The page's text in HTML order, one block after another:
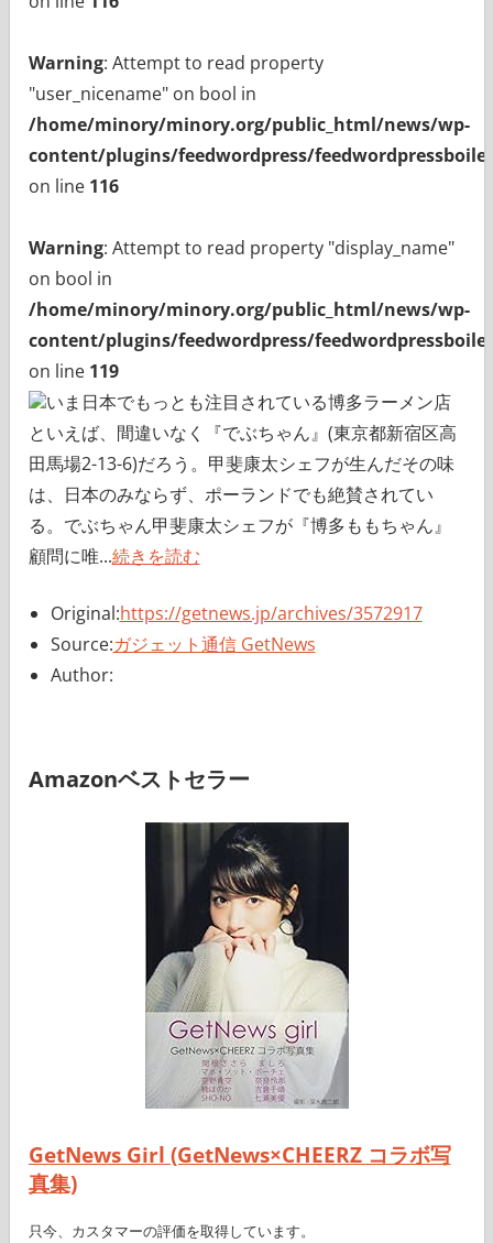
Warning: Attempt to read property
"user_nicename" on bool in
/home/minory/minory.org/public_html/news/wp-
content/plugins/feedwordpress/
on line 116
Warning: Attempt to read property "display_name"
on bool in
/home/minory/minory.org/public_html/news/wp-
content/plugins/feedwordpress/
on line 119
いま日本でもっとも注目されている博多ラーメン店
といえば、間違いなく『でぶちゃん』(東京都新宿区高
田馬場2-13-6)だろう。甲斐康太シェフが生んだその味
は、日本のみならず、ポーランドでも絶賛されてい
る。でぶちゃん甲斐康太シェフが『博多ももちゃん』
顧問に唯...続きを読む
Original:https://getnews.jp/archives/3572917
Source:ガジェット通信 GetNews
Author:
Amazonベストセラー
GetNews Girl (GetNews×CHEERZ コラボ写
真集)
只今、カスタマーの評価を取得しています。